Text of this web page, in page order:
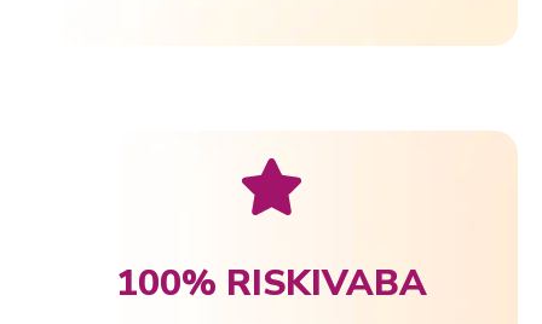
100% RISKIVABA